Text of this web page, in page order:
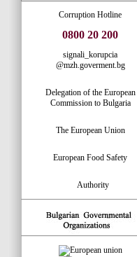
Corruption Hotline
0800 20 200
signali_korupcia
@mzh.goverment.bg
Delegation of the European
Commission to Bulgaria
The European Union
European Food Safety
Authority